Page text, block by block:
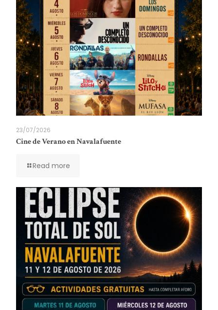
23/07/2026
Cine de Verano en Navalafuente
Read more